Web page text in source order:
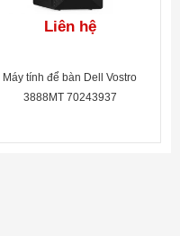
Liên hệ
Máy tính để bàn Dell Vostro
3888MT 70243937